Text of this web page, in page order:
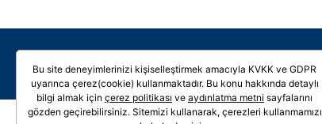
Galeri Video
Bu site deneyimlerinizi kişiselleştirmek amacıyla KVKK ve GDPR
uyarınca çerez(cookie) kullanmaktadır. Bu konu hakkında detaylı
bilgi almak için çerez politikası ve aydınlatma metni sayfalarını
gözden geçirebilirsiniz. Sitemizi kullanarak, çerezleri kullanmamızı